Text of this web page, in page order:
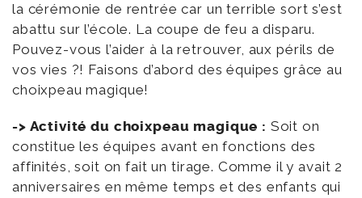
la cérémonie de rentrée car un terrible sort s’est
abattu sur l’école. La coupe de feu a disparu.
Pouvez-vous l’aider à la retrouver, aux périls de
vos vies ?! Faisons d’abord des équipes grâce au
choixpeau magique!
-> Activité du choixpeau magique : Soit on
constitue les équipes avant en fonctions des
affinités, soit on fait un tirage. Comme il y avait 2
anniversaires en même temps et des enfants qui